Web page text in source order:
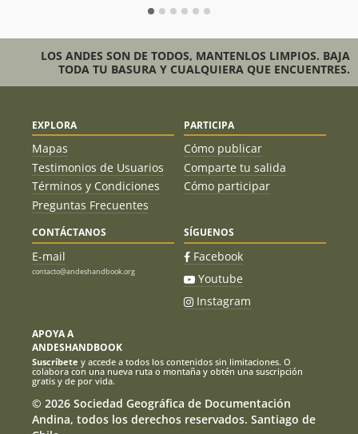
LOS ANDES SON DE TODOS, MANTENLOS LIMPIOS. BAJA
TODA TU BASURA Y CUALQUIERA QUE ENCUENTRES.
EXPLORA
Mapas
Testimonios de Usuarios
Términos y Condiciones
Preguntas Frecuentes
PARTICIPA
Cómo publicar
Comparte tu salida
Cómo participar
CONTÁCTANOS
E-mail
contacto@andeshandbook.org
SÍGUENOS
Facebook
Youtube
Instagram
APOYA A
ANDESHANDBOOK
Suscríbete y accede a todos los contenidos sin limitaciones. O
colabora con una nueva ruta o montaña y obtén una suscripción
gratis y de por vida.
© 2026 Sociedad Geográfica de Documentación
Andina, todos los derechos reservados. Santiago de